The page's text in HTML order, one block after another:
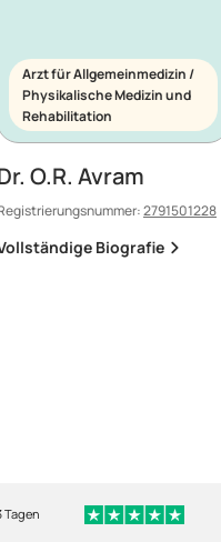
Arzt für Allgemeinmedizin /
Physikalische Medizin und
Rehabilitation
O.R. Avram
2791501228
Biografie
Tagen